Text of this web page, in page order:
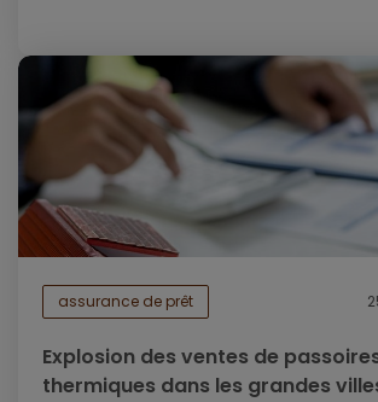
assurance de prêt
Explosion des ventes de
thermiques dans les grandes